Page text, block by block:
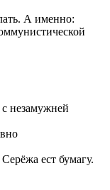
А именно:
незамужней
ест бумагу.